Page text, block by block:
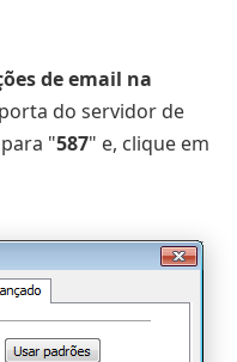
de email na
do servidor de
"587" e, clique em